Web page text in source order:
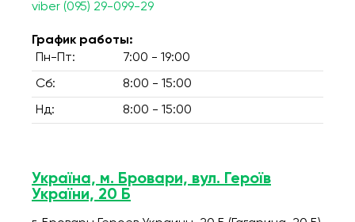
viber (095) 29-099-29
График работы:
Пн-Пт:
7:00 - 19:00
Сб: 8:00 - 15:00
Нд: 8:00 - 15:00
Україна, м. Бровари, вул. Героїв
України, 20 Б